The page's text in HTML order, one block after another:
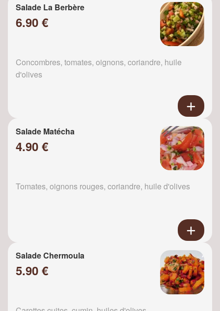
Salade La Berbère
6.90 €
Concombres, tomates, oignons, coriandre, huile
d'olives
Salade Matécha
4.90 €
Tomates, oignons rouges, coriandre, huile d'olives
Salade Chermoula
5.90 €